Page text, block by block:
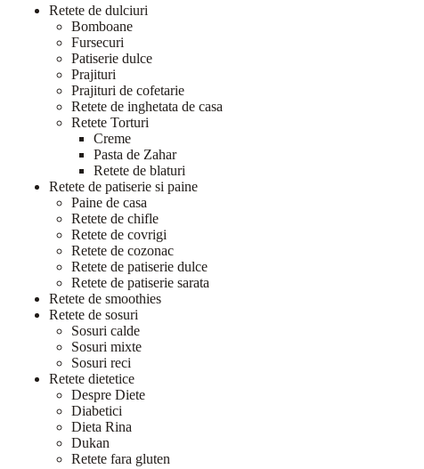
Retete de dulciuri
Bomboane
Fursecuri
Patiserie dulce
Prajituri
Prajituri de cofetarie
Retete de inghetata de casa
Retete Torturi
Creme
Pasta de Zahar
Retete de blaturi
Retete de patiserie si paine
Paine de casa
Retete de chifle
Retete de covrigi
Retete de cozonac
Retete de patiserie dulce
Retete de patiserie sarata
Retete de smoothies
Retete de sosuri
Sosuri calde
Sosuri mixte
Sosuri reci
Retete dietetice
Despre Diete
Diabetici
Dieta Rina
Dukan
Retete fara gluten